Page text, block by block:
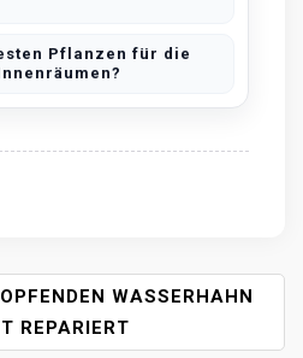
Pflanzen für die
WASSERHAHN
REPARIERT